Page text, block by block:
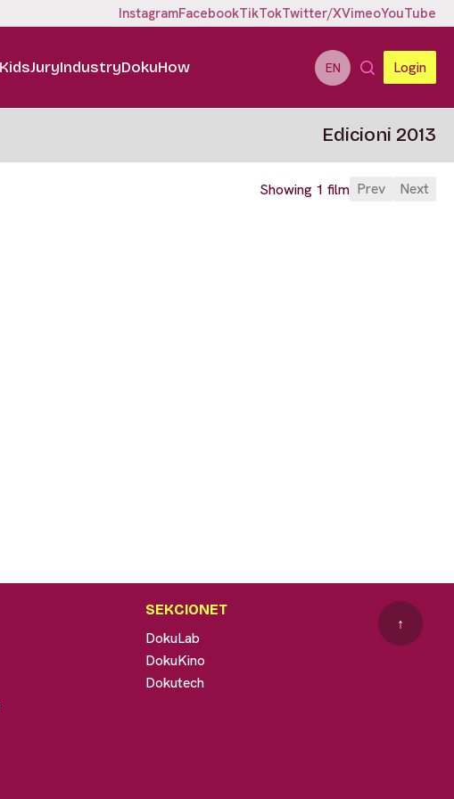
InstagramFacebookTikTokTwitter/XVimeoYouTube
JuryIndustryDokuHow EN Login
Edicioni 2013
Showing 1 film Prev Next
SEKCIONET
DokuLab
DokuKino
Dokutech
↑